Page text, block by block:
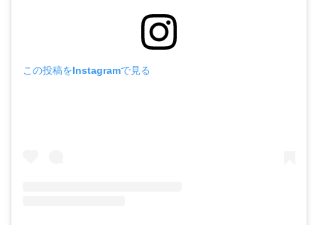
この投稿をInstagramで見る